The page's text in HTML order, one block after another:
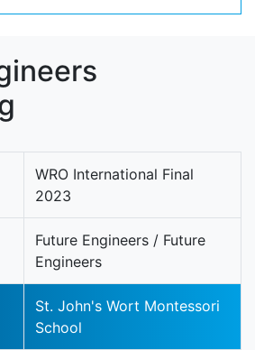
WRO International Final
2023
Future Engineers / Future
Engineers
St. John's Wort Montessori
School